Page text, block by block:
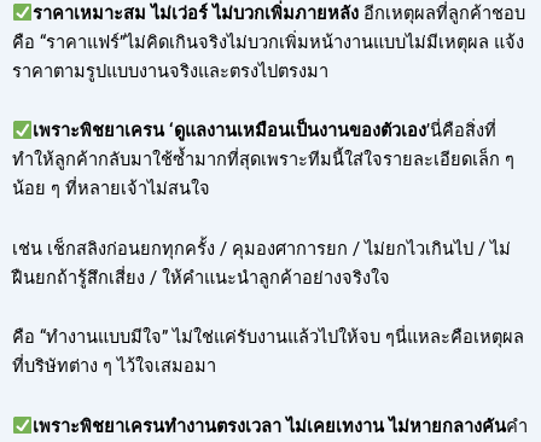
ราคาเหมาะสม ไม่เว่อร์ ไม่บวกเพิ่มภายหลังอีกเหตุผลที่ลูกค้าชอบ
คือ “ราคาแฟร์”ไม่คิดเกินจริงไม่บวกเพิ่มหน้างานแบบไม่มีเหตุผล แจ้ง
ราคาตามรูปแบบงานจริงและตรงไปตรงมา
เพราะพิชยาเครน ‘ดูแลงานเหมือนเป็นงานของตัวเอง’นี่คือสิ่งที่
ทำให้ลูกค้ากลับมาใช้ซ้ำมากที่สุดเพราะทีมนี้ใส่ใจรายละเอียดเล็ก ๆ
น้อย ๆ ที่หลายเจ้าไม่สนใจ
เช่น เช็กสลิงก่อนยกทุกครั้ง / คุมองศาการยก / ไม่ยกไวเกินไป / ไม่
ฝืนยกถ้ารู้สึกเสี่ยง / ให้คำแนะนำลูกค้าอย่างจริงใจ
คือ “ทำงานแบบมีใจ” ไม่ใช่แค่รับงานแล้วไปให้จบ ๆนี่แหละคือเหตุผล
ที่บริษัทต่าง ๆ ไว้ใจเสมอมา
เพราะพิชยาเครนทำงานตรงเวลา ไม่เคยเทงาน ไม่หายกลางคันคำ